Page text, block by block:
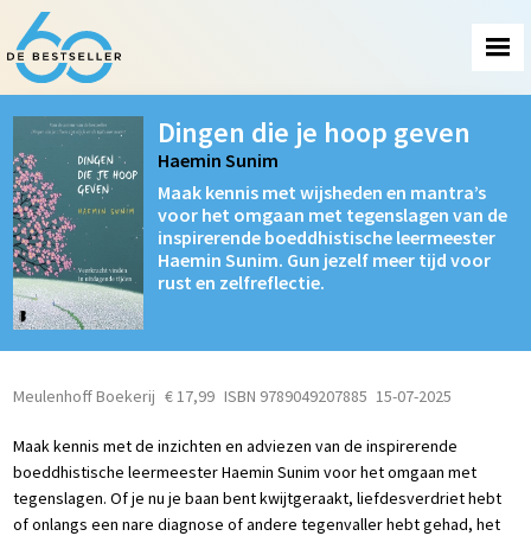
Dingen die je hoop geven
Haemin Sunim
Maak kennis met wijsheden en mantra’s
voor het omgaan met tegenslagen van de
inspirerende boeddhistische leermeester
Haemin Sunim. Gun jezelf meer tijd voor
rust en zelfreflectie.
Meulenhoff Boekerij € 17,99 ISBN 9789049207885 15-07-2025
Maak kennis met de inzichten en adviezen van de inspirerende
boeddhistische leermeester Haemin Sunim voor het omgaan met
tegenslagen. Of je nu je baan bent kwijtgeraakt, liefdesverdriet hebt
of onlangs een nare diagnose of andere tegenvaller hebt gehad, het